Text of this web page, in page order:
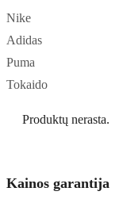
Nike
Adidas
Puma
Tokaido
Produktų nerasta.
Kainos garantija